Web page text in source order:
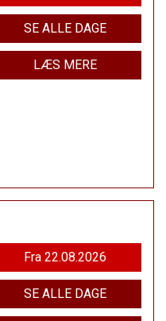
SE ALLE DAGE
LÆS MERE
Fra 22.08.2026
SE ALLE DAGE